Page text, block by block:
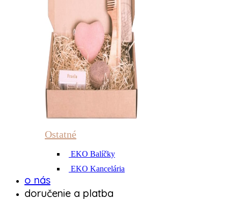
Ostatné
EKO Balíčky
EKO Kancelária
o nás
doručenie a platba